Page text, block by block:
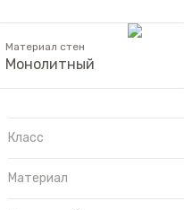
Материал стен
Монолитный
Класс
Материал